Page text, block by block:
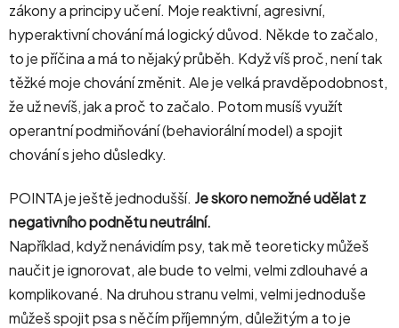
zákony a principy učení. Moje reaktivní, agresivní,
hyperaktivní chování má logický důvod. Někde to začalo,
to je příčina a má to nějaký průběh. Když víš proč, není tak
těžké moje chování změnit. Ale je velká pravděpodobnost,
že už nevíš, jak a proč to začalo. Potom musíš využít
operantní podmiňování (behaviorální model) a spojit
chování s jeho důsledky.
POINTA je ještě jednodušší. Je skoro nemožné udělat z
negativního podnětu neutrální.
Například, když nenávidím psy, tak mě teoreticky můžeš
naučit je ignorovat, ale bude to velmi, velmi zdlouhavé a
komplikované. Na druhou stranu velmi, velmi jednoduše
můžeš spojit psa s něčím příjemným, důležitým a to je